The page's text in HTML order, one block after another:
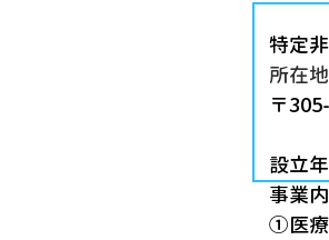
特定
所在地
〒
設立
事業
①医療